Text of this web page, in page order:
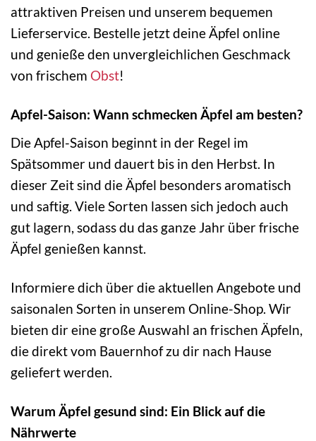
attraktiven Preisen und unserem bequemen
Lieferservice. Bestelle jetzt deine Äpfel online
und genieße den unvergleichlichen Geschmack
von frischem Obst!
Apfel-Saison: Wann schmecken Äpfel am besten?
Die Apfel-Saison beginnt in der Regel im
Spätsommer und dauert bis in den Herbst. In
dieser Zeit sind die Äpfel besonders aromatisch
und saftig. Viele Sorten lassen sich jedoch auch
gut lagern, sodass du das ganze Jahr über frische
Äpfel genießen kannst.
Informiere dich über die aktuellen Angebote und
saisonalen Sorten in unserem Online-Shop. Wir
bieten dir eine große Auswahl an frischen Äpfeln,
die direkt vom Bauernhof zu dir nach Hause
geliefert werden.
Warum Äpfel gesund sind: Ein Blick auf die
Nährwerte